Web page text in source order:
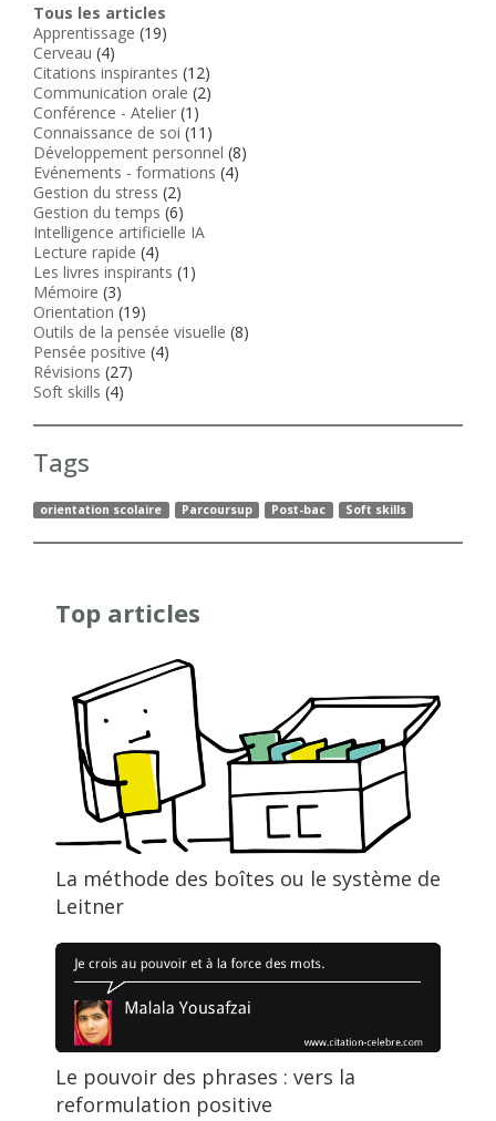
Tous les articles
Apprentissage (19)
Cerveau (4)
Citations inspirantes (12)
Communication orale (2)
Conférence - Atelier (1)
Connaissance de soi (11)
Développement personnel (8)
Evénements - formations (4)
Gestion du stress (2)
Gestion du temps (6)
Intelligence artificielle IA
Lecture rapide (4)
Les livres inspirants (1)
Mémoire (3)
Orientation (19)
Outils de la pensée visuelle (8)
Pensée positive (4)
Révisions (27)
Soft skills (4)
Tags
orientation scolaire Parcoursup Post-bac Soft skills
Top articles
La méthode des boîtes ou le système de
Leitner
Le pouvoir des phrases : vers la
reformulation positive